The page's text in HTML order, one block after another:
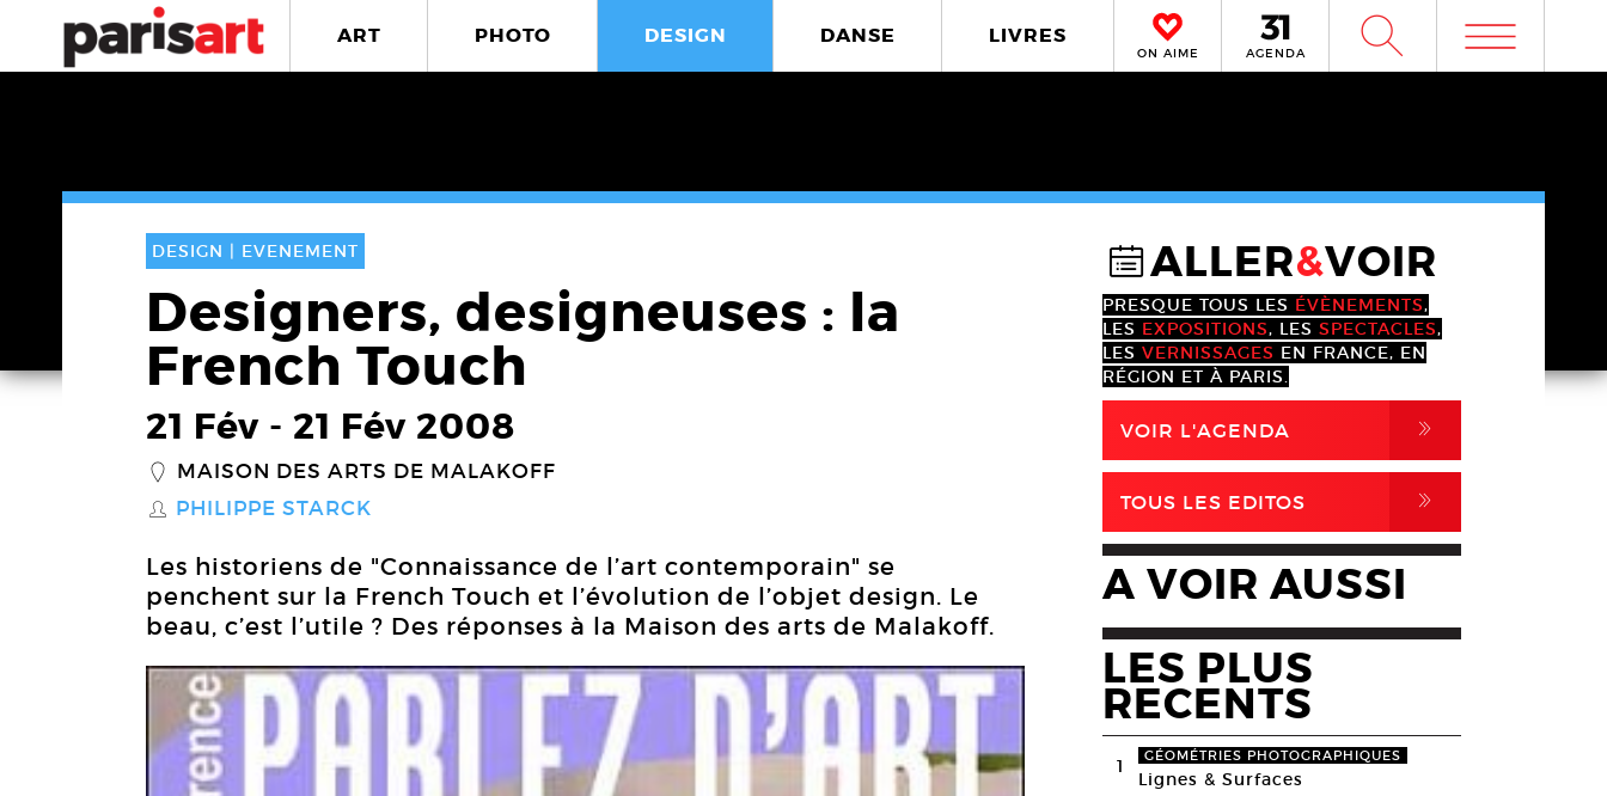
ART PHOTO DESIGN DANSE LIVRES
ON AIME AGENDA W m
DESIGN | EVENEMENT
Designers, designeuses : la
French Touch
21 Fév - 21 Fév 2008
_ MAISON DES ARTS DE MALAKOFF
S PHILIPPE STARCK
Les historiens de "Connaissance de l’art contemporain" se
penchent sur la French Touch et l’évolution de l’objet design. Le
beau, c’est l’utile ? Des réponses à la Maison des arts de Malakoff.
@ALLER&VOIR
PRESQUE TOUS LES ÉVÈNEMENTS,
LES EXPOSITIONS, LES SPECTACLES,
LES VERNISSAGES EN FRANCE, EN
RÉGION ET À PARIS.
VOIR L'AGENDA ,
TOUS LES EDITOS ,
A VOIR AUSSI
LES PLUS
RECENTS
1 GÉOMÉTRIES PHOTOGRAPHIQUES
Lignes & Surfaces